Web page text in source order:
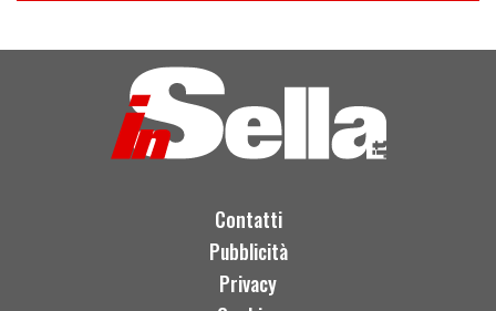
Contatti
Pubblicità
Privacy